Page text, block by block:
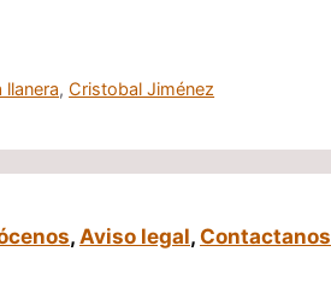
, Cristobal Jiménez
, Aviso legal, Contactanos